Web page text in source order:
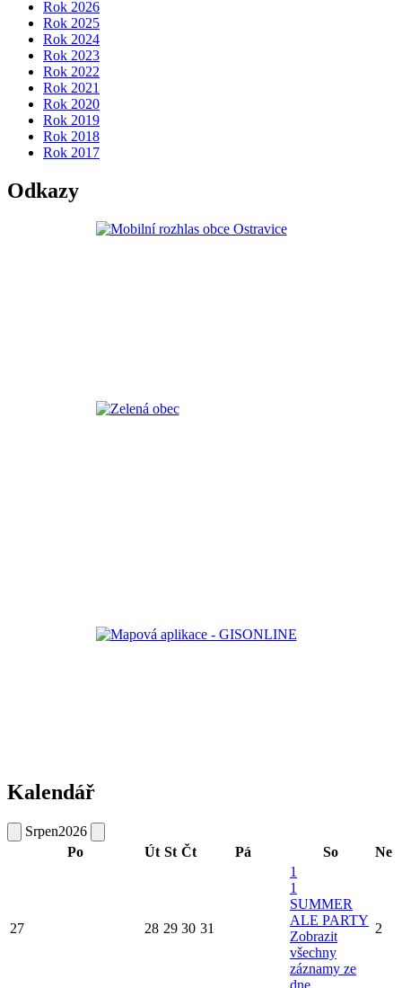
Rok 2026
Rok 2025
Rok 2024
Rok 2023
Rok 2022
Rok 2021
Rok 2020
Rok 2019
Rok 2018
Rok 2017
Odkazy
Kalendář
Srpen2026
Po
Út St Čt Pá So Ne
27 28 29 30 31
1
1
SUMMER
ALE PARTY
Zobrazit
všechny
záznamy ze
dne
2